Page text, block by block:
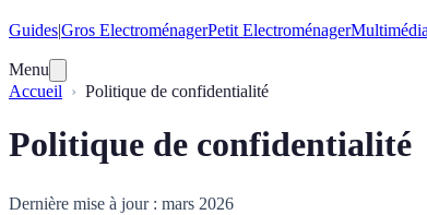
Guides|Gros ElectroménagerPetit ElectroménagerMultimédia
Menu
Accueil
Politique de confidentialité
Politique de confidentialité
Dernière mise à jour : mars 2026